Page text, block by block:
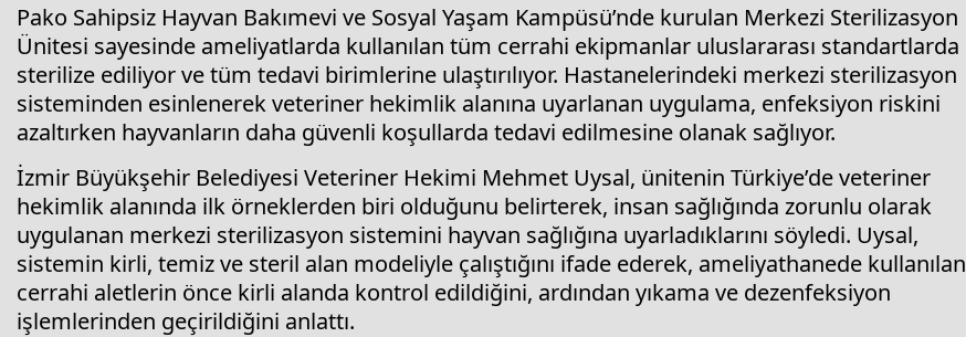
Pako Sahipsiz Hayvan Bakımevi ve Sosyal Yaşam Kampüsü’nde kurulan Merkezi Sterilizasyon
Ünitesi sayesinde ameliyatlarda kullanılan tüm cerrahi ekipmanlar uluslararası standartlarda
sterilize ediliyor ve tüm tedavi birimlerine ulaştırılıyor. Hastanelerindeki merkezi sterilizasyon
sisteminden esinlenerek veteriner hekimlik alanına uyarlanan uygulama, enfeksiyon riskini
azaltırken hayvanların daha güvenli koşullarda tedavi edilmesine olanak sağlıyor.
İzmir Büyükşehir Belediyesi Veteriner Hekimi Mehmet Uysal, ünitenin Türkiye’de veteriner
hekimlik alanında ilk örneklerden biri olduğunu belirterek, insan sağlığında zorunlu olarak
uygulanan merkezi sterilizasyon sistemini hayvan sağlığına uyarladıklarını söyledi. Uysal,
sistemin kirli, temiz ve steril alan modeliyle çalıştığını ifade ederek, ameliyathanede kullanılan
cerrahi aletlerin önce kirli alanda kontrol edildiğini, ardından yıkama ve dezenfeksiyon
işlemlerinden geçirildiğini anlattı.